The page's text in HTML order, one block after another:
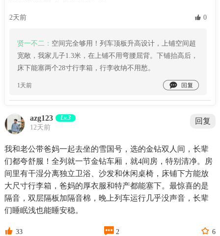
2天前  0
贤一不二： 空间完全够用！列车顶板升高设计，上铺空间超
宽敞，我家儿子1.3米，在上铺不用弯腰屈背。下铺抬高后，
床下能塞两个28寸行李箱，行李收纳不用愁。
1天前 
azg123 Lv.3
12天前
回复
我和老公带爸妈一起去坐的雪国号，选的金钻双人间，长辈
们都夸舒服！全列就一节金钻车厢，就4间房，特别清净。房
间里有干湿分离独立卫浴、沙发和休闲桌椅，床铺下方能放
大尺寸行李箱，爸妈的厚衣服和特产都能塞下。最惊喜的是
隔音，双层隔板加隔音棉，晚上列车运行几乎没声音，长辈
们睡眠浅也能睡安稳。
 33  2  6